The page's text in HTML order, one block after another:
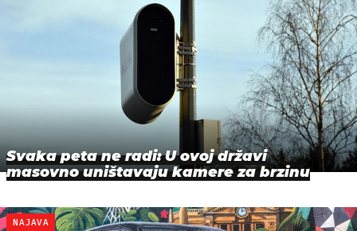
Svaka peta ne radi: U ovoj državi
masovno uništavaju kamere za brzinu
NAJAVA